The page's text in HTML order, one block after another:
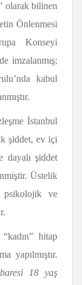
olarak bilinen
Önlenmesi
Konseyi
imzalanmış;
kabul
İstanbul
şiddet, ev içi
dayalı şiddet
Üstelik
psikolojik ve
hitap
yapılmıştır.
18 yaş